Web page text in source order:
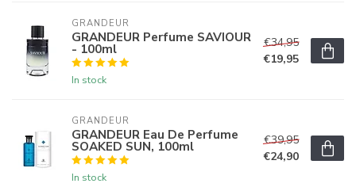
GRANDEUR
GRANDEUR Perfume SAVIOUR
- 100ml
In stock
€34,95
€19,95
GRANDEUR
GRANDEUR Eau De Perfume
SOAKED SUN, 100ml
In stock
€39,95
€24,90